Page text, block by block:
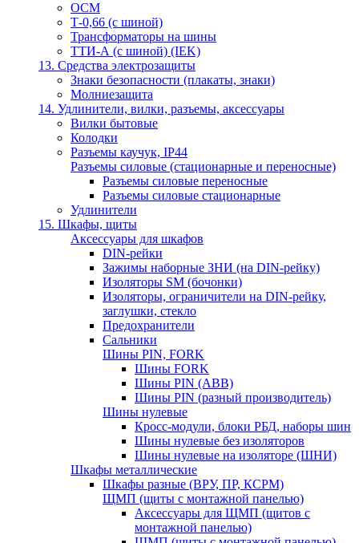
ОСМ
Т-0,66 (с шиной)
Трансформаторы на шины
ТТИ-А (с шиной) (IEK)
13. Средства электрозащиты
Знаки безопасности (плакаты, знаки)
Молниезащита
14. Удлинители, вилки, разъемы, аксессуары
Вилки бытовые
Колодки
Разъемы каучук, IP44
Разъемы силовые (стационарные и переносные)
Разъемы силовые переносные
Разъемы силовые стационарные
Удлинители
15. Шкафы, щиты
Аксессуары для шкафов
DIN-рейки
Зажимы наборные ЗНИ (на DIN-рейку)
Изоляторы SM (бочонки)
Изоляторы, ограничители на DIN-рейку,
заглушки, стекло
Предохранители
Сальники
Шины PIN, FORK
Шины FORK
Шины PIN (АВВ)
Шины PIN (разный производитель)
Шины нулевые
Кросс-модули, блоки РБД, наборы шин
Шины нулевые без изоляторов
Шины нулевые на изоляторе (ШНИ)
Шкафы металлические
Шкафы разные (ВРУ, ПР, КСРМ)
ЩМП (щиты с монтажной панелью)
Аксессуары для ЩМП (щитов с
монтажной панелью)